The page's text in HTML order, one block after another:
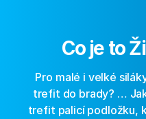
Co je to
Pro malé i velké
trefit do brady? …
trefit palicí podložku,